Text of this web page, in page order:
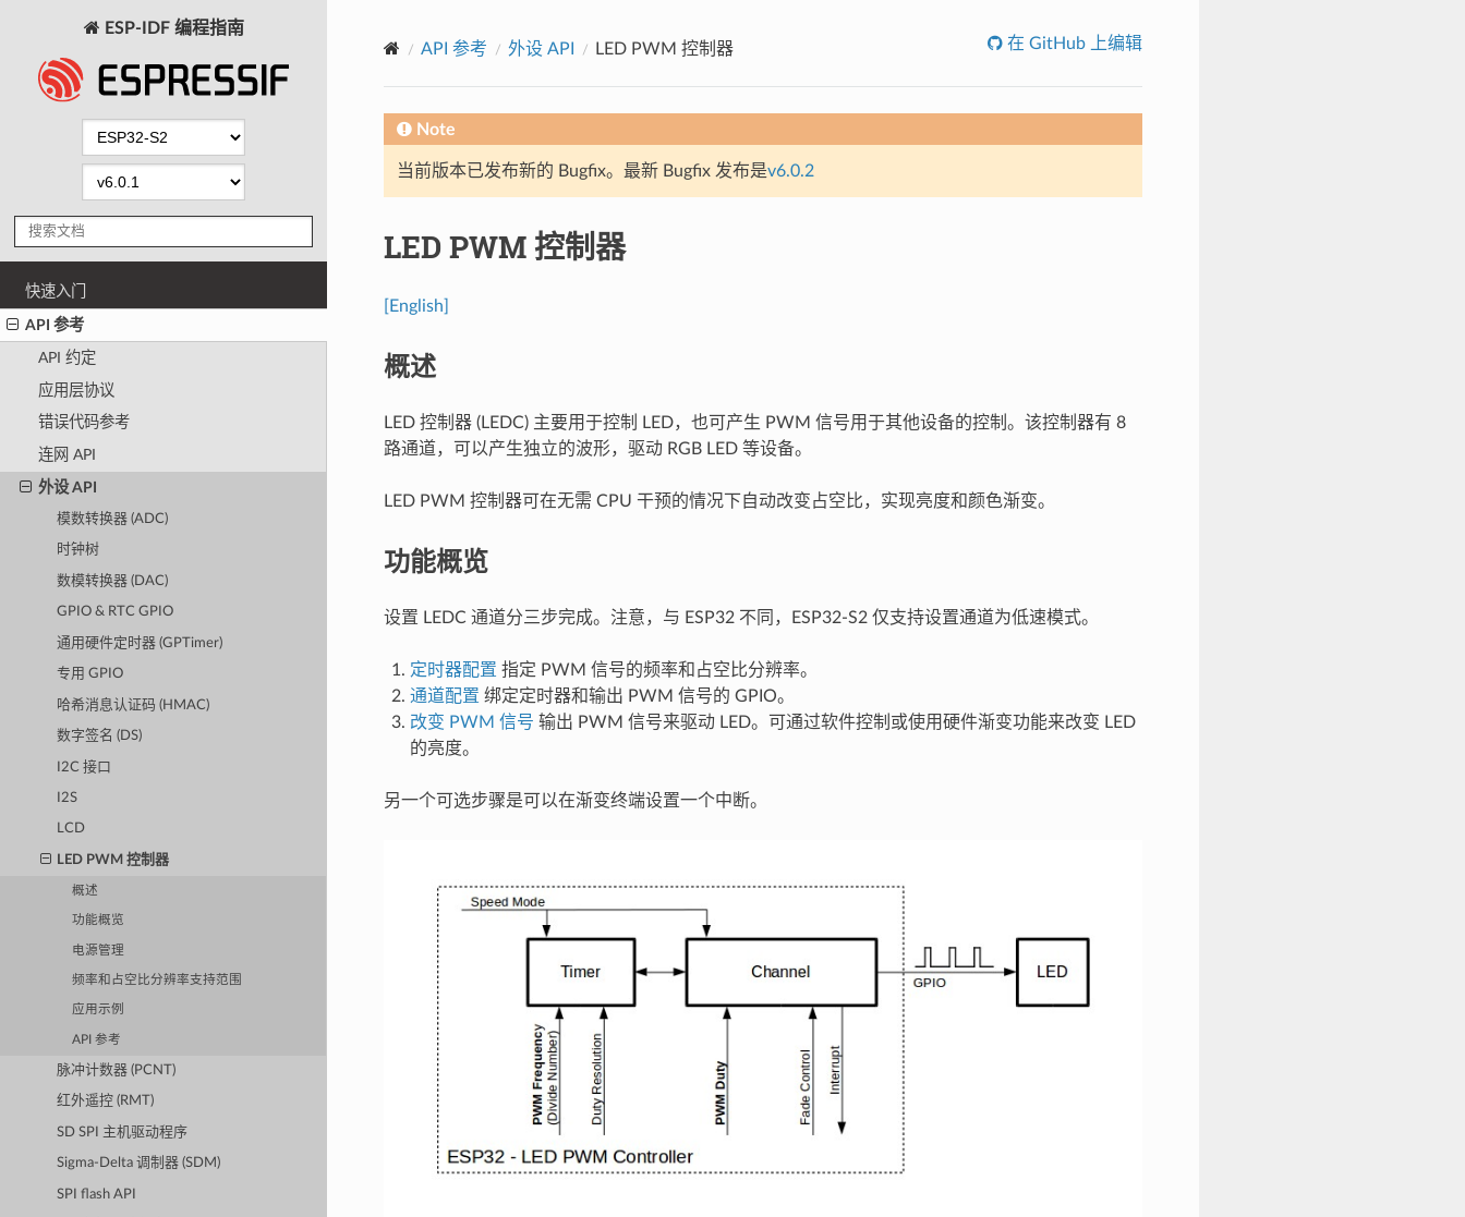
ESP-IDF 编程指南
快速入门
API 参考
API 约定
应用层协议
错误代码参考
连网 API
外设 API
模数转换器 (ADC)
时钟树
数模转换器 (DAC)
GPIO & RTC GPIO
通用硬件定时器 (GPTimer)
专用 GPIO
哈希消息认证码 (HMAC)
数字签名 (DS)
I2C 接口
I2S
LCD
LED PWM 控制器
概述
功能概览
电源管理
频率和占空比分辨率支持范围
应用示例
API 参考
脉冲计数器 (PCNT)
红外遥控 (RMT)
SD SPI 主机驱动程序
Sigma-Delta 调制器 (SDM)
SPI flash API
API 参考 外设 API LED PWM 控制器 在 GitHub 上编辑
Note
当前版本已发布新的 Bugfix。最新 Bugfix 发布是v6.0.2
LED PWM 控制器
[English]
概述
LED 控制器 (LEDC) 主要用于控制 LED，也可产生 PWM 信号用于其他设备的控制。该控制器有 8
路通道，可以产生独立的波形，驱动 RGB LED 等设备。
LED PWM 控制器可在无需 CPU 干预的情况下自动改变占空比，实现亮度和颜色渐变。
功能概览
设置 LEDC 通道分三步完成。注意，与 ESP32 不同，ESP32-S2 仅支持设置通道为低速模式。
定时器配置 指定 PWM 信号的频率和占空比分辨率。
通道配置 绑定定时器和输出 PWM 信号的 GPIO。
改变 PWM 信号 输出 PWM 信号来驱动 LED。可通过软件控制或使用硬件渐变功能来改变 LED
的亮度。
另一个可选步骤是可以在渐变终端设置一个中断。